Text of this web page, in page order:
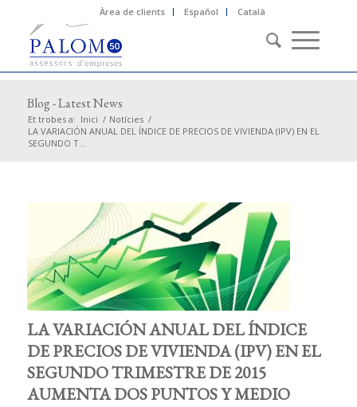
Àrea de clients Español Català
Blog - Latest News
Et trobes a: Inici / Notícies /
LA VARIACIÓN ANUAL DEL ÍNDICE DE PRECIOS DE VIVIENDA (IPV) EN EL
SEGUNDO T...
LA VARIACIÓN ANUAL DEL ÍNDICE
DE PRECIOS DE VIVIENDA (IPV) EN EL
SEGUNDO TRIMESTRE DE 2015
AUMENTA DOS PUNTOS Y MEDIO